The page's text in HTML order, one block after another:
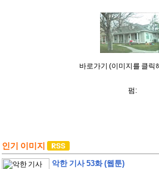
바로가기 (이미지를 클릭
펌:
인기 이미지
악한 기사 53화 (웹툰)